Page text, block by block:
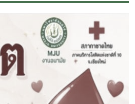
นัดพบแรงงาน 7 สถาบัน และ
หน่วยงานภายนอกได้อีกทางหนึ่ง